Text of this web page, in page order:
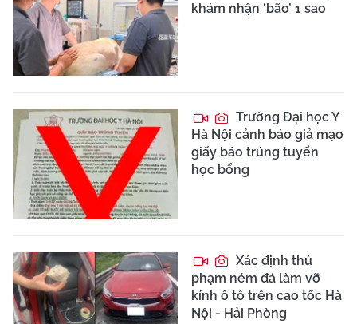
khám nhận ‘bão’ 1 sao
Trường Đại học Y
Hà Nội cảnh báo giả mạo
giấy báo trúng tuyển
học bổng
Xác định thủ
phạm ném đá làm vỡ
kính ô tô trên cao tốc Hà
Nội - Hải Phòng